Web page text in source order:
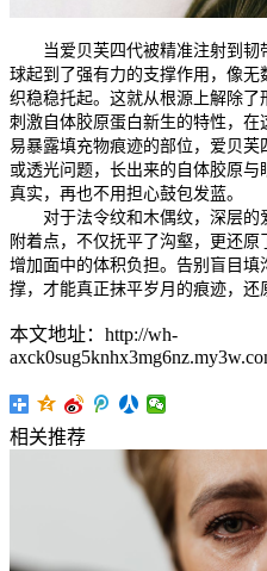
当爱贝芙四代被精准注射到
球起到了强有力的支撑作用，像
织稳稳托起。这就从根源上解除了
刺激自体胶原蛋白新生的特性，
易暴露填充物痕迹的部位，爱贝
或透光问题，长出来的自体胶原
真实，再也不用担心鼓包发蓝。
对于法令纹和木偶纹，深层
附着点，不仅抚平了沟壑，更还
增加面中的体积负担。告别盲目
撑，才能真正抹平岁月的痕迹，还
本文地址：http://wh-
相关推荐